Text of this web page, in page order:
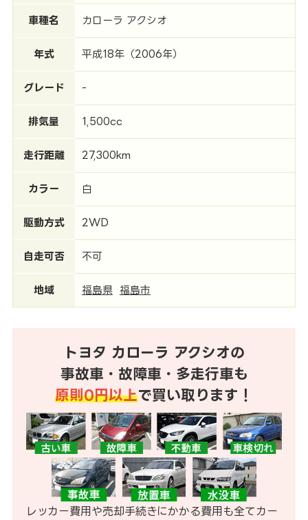
車種名 カローラ アクシオ
年式 平成18年（2006年）
グレード -
排気量 1,500cc
走行距離 27,300km
カラー 白
駆動方式 2WD
自走可否 不可
地域 福島県 福島市
トヨタ カローラ アクシオの
事故車・故障車・多走行車も
原則0円以上で買い取ります！
レッカー費用や売却手続きにかかる費用も全てカー